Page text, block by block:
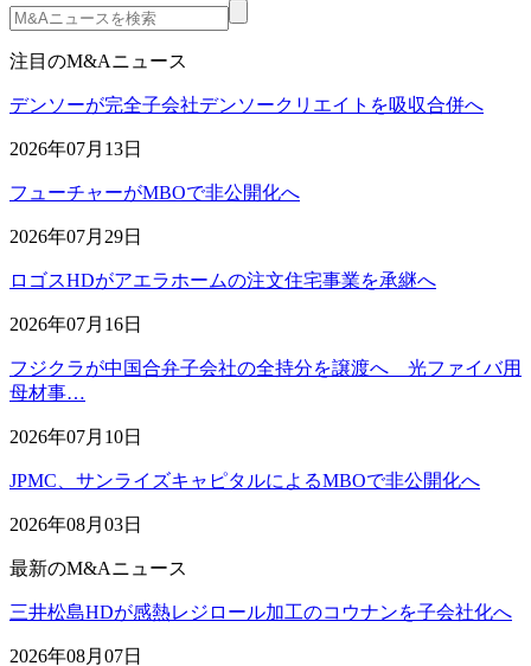
注目のM&Aニュース
デンソーが完全子会社デンソークリエイトを吸収合併へ
2026年07月13日
フューチャーがMBOで非公開化へ
2026年07月29日
ロゴスHDがアエラホームの注文住宅事業を承継へ
2026年07月16日
フジクラが中国合弁子会社の全持分を譲渡へ 光ファイバ用
母材事…
2026年07月10日
JPMC、サンライズキャピタルによるMBOで非公開化へ
2026年08月03日
最新のM&Aニュース
三井松島HDが感熱レジロール加工のコウナンを子会社化へ
2026年08月07日